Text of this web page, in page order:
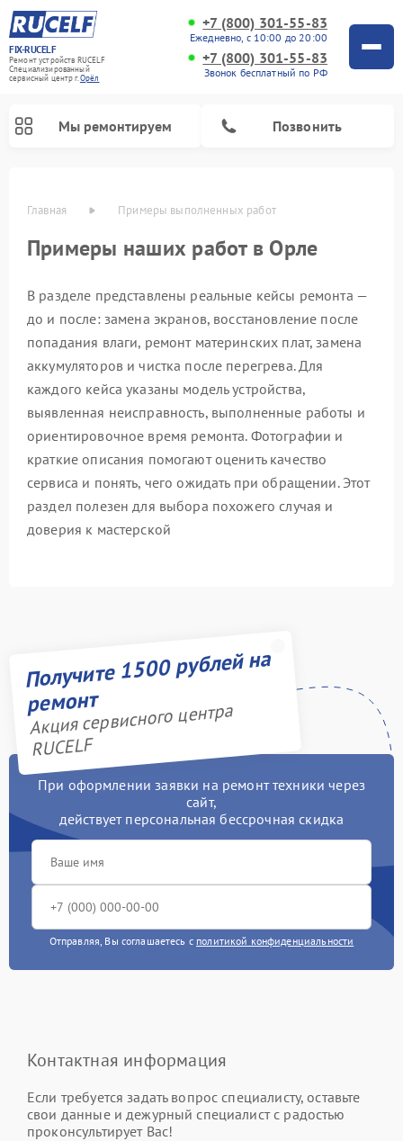
FIX-RUCELF
Ремонт устройств RUCELF
Специализированный
cервисный центр г.Орёл
+7 (800) 301-55-83
Ежедневно, с 10:00 до 20:00
+7 (800) 301-55-83
Звонок бесплатный по РФ
Мы ремонтируем Позвонить
Главная Примеры выполненных работ
Примеры наших работ в Орле
В разделе представлены реальные кейсы ремонта —
до и после: замена экранов, восстановление после
попадания влаги, ремонт материнских плат, замена
аккумуляторов и чистка после перегрева. Для
каждого кейса указаны модель устройства,
выявленная неисправность, выполненные работы и
ориентировочное время ремонта. Фотографии и
краткие описания помогают оценить качество
сервиса и понять, чего ожидать при обращении. Этот
раздел полезен для выбора похожего случая и
доверия к мастерской
Получите 1500 рублей на
ремонт
Акция сервисного центра
RUCELF
При оформлении заявки на ремонт техники через
сайт,
действует персональная бессрочная скидка
Отправляя, Вы соглашаетесь с политикой конфиденциальности
Контактная информация
Если требуется задать вопрос специалисту, оставьте
свои данные и дежурный специалист с радостью
проконсультирует Вас!